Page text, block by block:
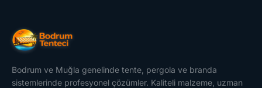
Bodrum ve Muğla genelinde tente, pergola ve branda
sistemlerinde profesyonel çözümler. Kaliteli malzeme, uzman